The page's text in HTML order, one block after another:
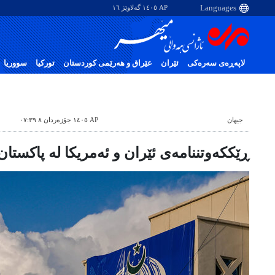
AP ١٤٠٥ گەلاوێژ ١٦
لاپەڕەی سەرەکی ئێران عێراق و هەرێمی کوردستان تورکیا سووریا
جیهان AP ١٤٠٥ جۆزەردان ٨ ٠٧:٣٩
ڕێککەوتننامەی ئێران و ئەمریکا لە